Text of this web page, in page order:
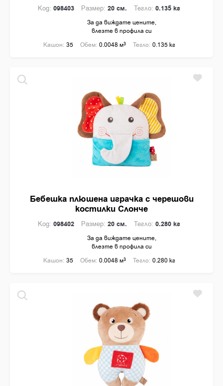
Код: 098403 Размер: 20 см. Тегло: 0.135 кг
За да виждате цените,
влезте в профила си
Кашон: 35 Обем: 0.0048 м3 Тегло: 0.135 кг
Бебешка плюшена играчка с черешови
костилки Слонче
Код: 098402 Размер: 20 см. Тегло: 0.280 кг
За да виждате цените,
влезте в профила си
Кашон: 35 Обем: 0.0048 м3 Тегло: 0.280 кг